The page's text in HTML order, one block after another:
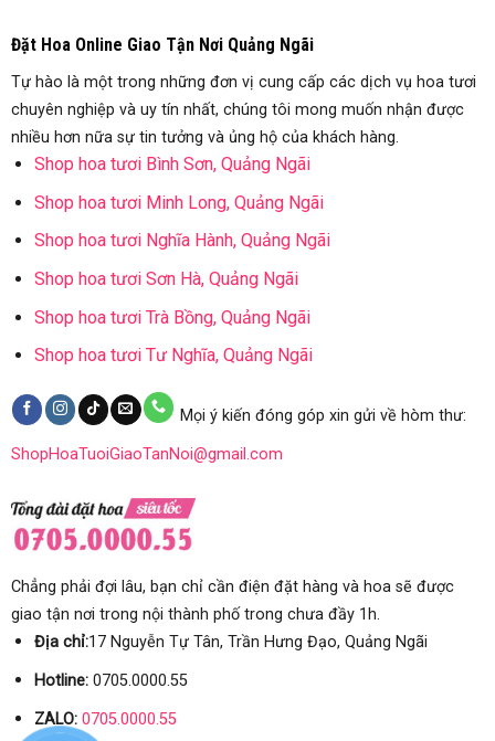
Đặt Hoa Online Giao Tận Nơi Quảng Ngãi
Tự hào là một trong những đơn vị cung cấp các dịch vụ hoa tươi
chuyên nghiệp và uy tín nhất, chúng tôi mong muốn nhận được
nhiều hơn nữa sự tin tưởng và ủng hộ của khách hàng.
Shop hoa tươi Bình Sơn, Quảng Ngãi
Shop hoa tươi Minh Long, Quảng Ngãi
Shop hoa tươi Nghĩa Hành, Quảng Ngãi
Shop hoa tươi Sơn Hà, Quảng Ngãi
Shop hoa tươi Trà Bồng, Quảng Ngãi
Shop hoa tươi Tư Nghĩa, Quảng Ngãi
Mọi ý kiến đóng góp xin gửi về hòm thư:
ShopHoaTuoiGiaoTanNoi@gmail.com
Chẳng phải đợi lâu, bạn chỉ cần điện đặt hàng và hoa sẽ được
giao tận nơi trong nội thành phố trong chưa đầy 1h.
Địa chỉ:17 Nguyễn Tự Tân, Trần Hưng Đạo, Quảng Ngãi
Hotline:0705.0000.55
ZALO: 0705.0000.55